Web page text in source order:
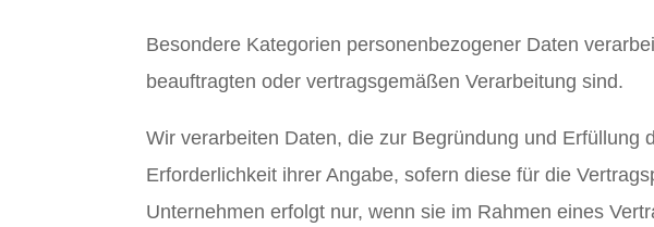
Besondere Kategorien personenbezogener Daten
beauftragten oder vertragsgemäßen Verarbeitung sind.
Wir verarbeiten Daten, die zur Begründung und
Erforderlichkeit ihrer Angabe, sofern diese für die
Unternehmen erfolgt nur, wenn sie im Rahmen eines